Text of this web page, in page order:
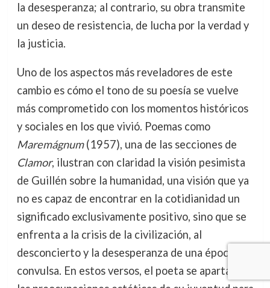
la desesperanza; al contrario, su obra transmite
un deseo de resistencia, de lucha por la verdad y
la justicia.
Uno de los aspectos más reveladores de este
cambio es cómo el tono de su poesía se vuelve
más comprometido con los momentos históricos
y sociales en los que vivió. Poemas como
Maremágnum(1957), una de las secciones de
Clamor, ilustran con claridad la visión pesimista
de Guillén sobre la humanidad, una visión que ya
no es capaz de encontrar en la cotidianidad un
significado exclusivamente positivo, sino que se
enfrenta a la crisis de la civilización, al
desconcierto y la desesperanza de una época
convulsa. En estos versos, el poeta se aparta de